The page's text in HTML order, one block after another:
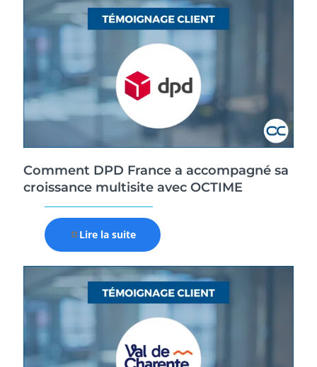
Comment DPD France a accompagné sa
croissance multisite avec OCTIME
Lire la suite